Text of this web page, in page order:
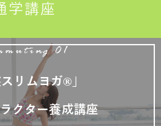
学講座
01
スリムヨガ®」
クター養成講座